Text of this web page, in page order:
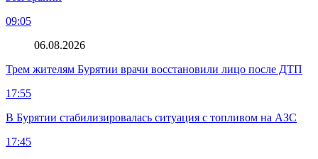
09:05
06.08.2026
Трем жителям Бурятии врачи восстановили лицо после ДТП
17:55
В Бурятии стабилизировалась ситуация с топливом на АЗС
17:45